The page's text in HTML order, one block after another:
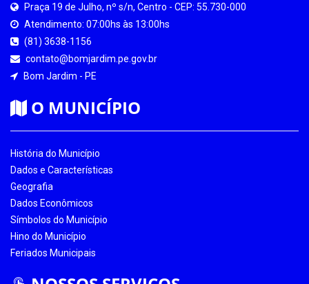
Praça 19 de Julho, nº s/n, Centro - CEP: 55.730-000
Atendimento: 07:00hs às 13:00hs
(81) 3638-1156
contato@bomjardim.pe.gov.br
Bom Jardim - PE
O MUNICÍPIO
História do Município
Dados e Características
Geografia
Dados Econômicos
Símbolos do Município
Hino do Município
Feriados Municipais